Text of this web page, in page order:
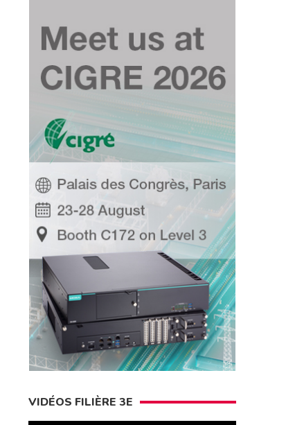
VIDÉOS FILIÈRE 3E